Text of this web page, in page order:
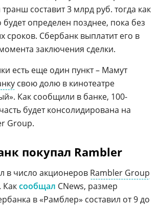
составит 3 млрд руб. тогда как
определен позднее, пока без
сроков. Сбербанк выплатит его в
заключения сделки.
есть еще один пункт – Мамут
свою долю в кинотеатре
Как сообщили в банке, 100-
будет консолидирована на
Group.
покупал Rambler
в число акционеров Rambler Group
Каксообщал CNews, размер
в «Рамблер» составил от 9 до